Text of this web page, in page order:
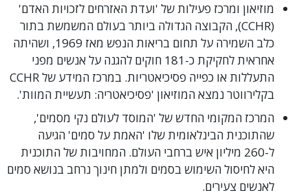
מוזיאון ומרכז פעילות של 'ועדת האזרחים לזכויות האדם'
(CCHR), הקבוצה הגדולה ביותר בעולם המשמשת בתור
כלב השמירה על תחום בריאות הנפש מאז 1969, ושהיתה
אחראית לחקיקת כ-181 חוקים להגנה על אנשים מפני
התעללות או כפייה פסיכיאטריות.
במרכז המידע של CCHR
בקלירווטר נמצא המוזיאון 'פסיכיאטריה: תעשיית המוות'.
המרכז המקומי החדש של 'המוסד לעולם נקי מסמים',
שהתוכנית הבינלאומית שלו 'האמת על סמים' הגיעה
ל-260 מיליון איש ברחבי העולם.
המחויבות של התוכנית
היא לחיסול השימוש בסמים ולמתן חינוך נרחב בנושא סמים
לאנשים צעירים.